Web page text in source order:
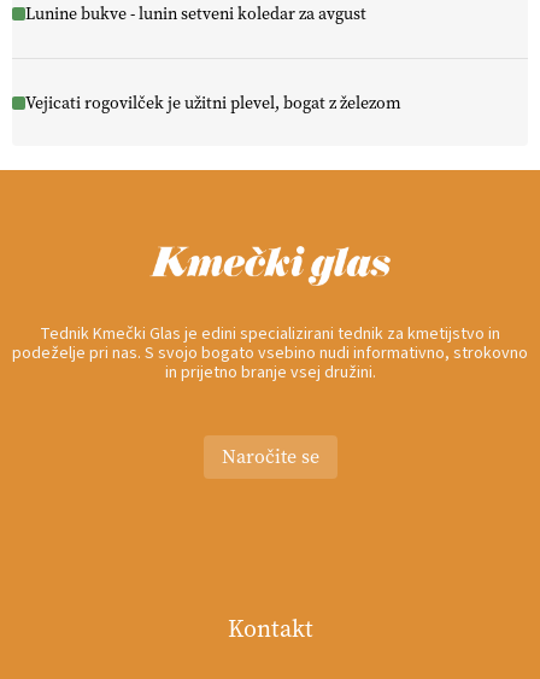
Lunine bukve - lunin setveni koledar za avgust
Vejicati rogovilček je užitni plevel, bogat z železom
Tednik Kmečki Glas je edini specializirani tednik za kmetijstvo in
podeželje pri nas. S svojo bogato vsebino nudi informativno, strokovno
in prijetno branje vsej družini.
Naročite se
Kontakt